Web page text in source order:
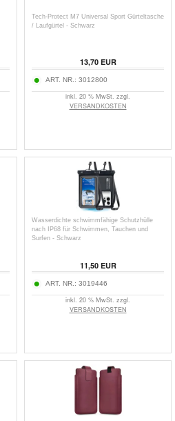
Tech-Protect M7 Universal Sport Gürteltasche
/ Laufgürtel - Schwarz
13,70EUR
ART. NR.: 3012800
inkl. 20 % MwSt. zzgl.
VERSANDKOSTEN
Wasserdichte schwimmfähige Schutzhülle
nach IP68 für Schwimmen, Tauchen und
Surfen - Schwarz
11,50EUR
ART. NR.: 3019446
inkl. 20 % MwSt. zzgl.
VERSANDKOSTEN